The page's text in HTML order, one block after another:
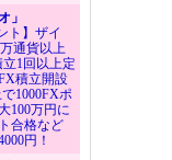
」
ト】ザイ
通貨以上
1回以上定
積立開設
1000FXポ
100万円に
合格など
円！